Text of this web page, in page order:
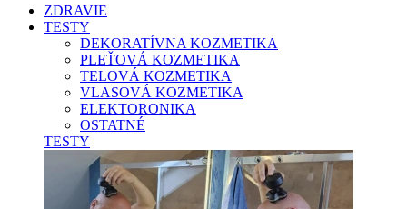
ZDRAVIE
TESTY
DEKORATÍVNA KOZMETIKA
PLEŤOVÁ KOZMETIKA
TELOVÁ KOZMETIKA
VLASOVÁ KOZMETIKA
ELEKTORONIKA
OSTATNÉ
TESTY